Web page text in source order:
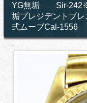
YG無垢 Sir-
垢プレジデントブ
式ムーブCal-1556